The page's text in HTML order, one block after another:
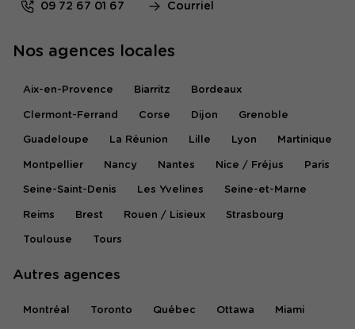
09 72 67 01 67 Courriel
Nos agences locales
Aix-en-Provence Biarritz Bordeaux
Clermont-Ferrand Corse Dijon Grenoble
Guadeloupe La Réunion Lille Lyon Martinique
Montpellier Nancy Nantes Nice / Fréjus Paris
Seine-Saint-Denis Les Yvelines Seine-et-Marne
Reims Brest Rouen / Lisieux Strasbourg
Toulouse Tours
Autres agences
Montréal Toronto Québec Ottawa Miami